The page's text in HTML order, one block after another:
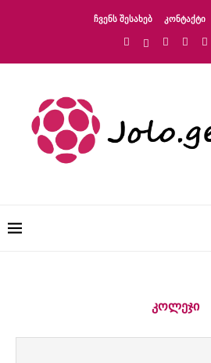
ᲩᲕᲔᲜᲡ ᲨᲔᲡᲐᲮᲔᲑ ᲙᲝᲜᲢᲐᲥᲢᲘ
ᲙᲝᲚᲔᲯᲘ